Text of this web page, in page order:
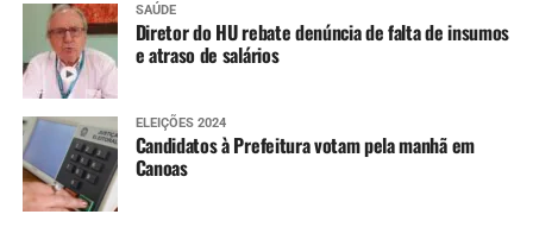
SAÚDE
Diretor do HU rebate denúncia de falta de insumos
e atraso de salários
ELEIÇÕES 2024
Candidatos à Prefeitura votam pela manhã em
Canoas